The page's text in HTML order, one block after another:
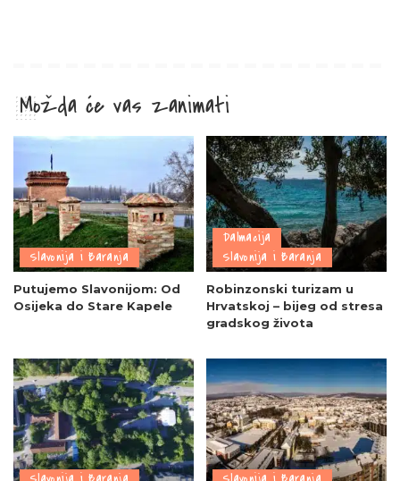
Možda će vas zanimati
Slavonija i Baranja
Putujemo Slavonijom: Od
Osijeka do Stare Kapele
Dalmacija
Slavonija i Baranja
Robinzonski turizam u
Hrvatskoj – bijeg od stresa
gradskog života